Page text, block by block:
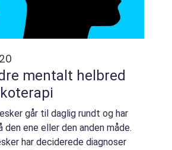
mentalt helbred
går til daglig rundt og har
ene eller den anden måde.
har deciderede diagnoser